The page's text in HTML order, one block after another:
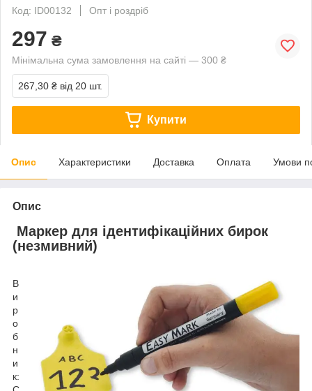
Код: ID00132
Опт і роздріб
297 ₴
Мінімальна сума замовлення на сайті — 300 ₴
267,30 ₴ від 20 шт.
Купити
Опис Характеристики Доставка Оплата Умови
Опис
Маркер для ідентифікаційних бирок
(незмивний)
В
и
р
о
б
н
и
к: